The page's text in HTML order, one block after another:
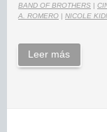
BAND OF BROTHERS |
A. ROMERO | NICOLE
Leer más